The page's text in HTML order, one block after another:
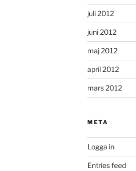
juli 2012
juni 2012
maj 2012
april 2012
mars 2012
META
Logga in
Entries feed